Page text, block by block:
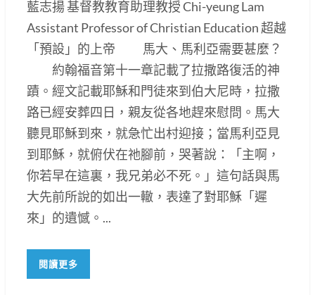
藍志揚 基督教教育助理教授 Chi-yeung Lam
Assistant Professor of Christian Education 超越
「預設」的上帝 馬大、馬利亞需要甚麼？
約翰福音第十一章記載了拉撒路復活的神
蹟。經文記載耶穌和門徒來到伯大尼時，拉撒
路已經安葬四日，親友從各地趕來慰問。馬大
聽見耶穌到來，就急忙出村迎接；當馬利亞見
到耶穌，就俯伏在祂腳前，哭著說：「主啊，
你若早在這裏，我兄弟必不死。」這句話與馬
大先前所說的如出一轍，表達了對耶穌「遲
來」的遺憾。...
閱讀更多